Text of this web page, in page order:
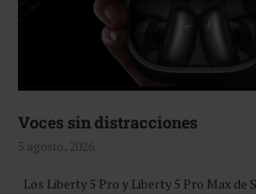
Voces sin distracciones
5 agosto, 2026
Los Liberty 5 Pro y Liberty 5 Pro Max de